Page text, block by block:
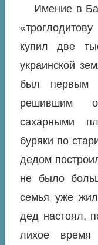
Имение в
купил две
украинской
был первым
решившим
сахарными
буряки по
дедом
не было
семья уже
дед настоял,
лихое